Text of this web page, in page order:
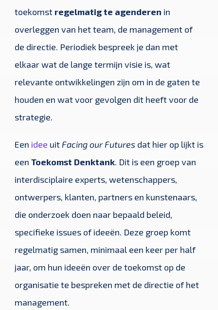
toekomst regelmatig te agenderen in
overleggen van het team, de management of
de directie. Periodiek bespreek je dan met
elkaar wat de lange termijn visie is, wat
relevante ontwikkelingen zijn om in de gaten te
houden en wat voor gevolgen dit heeft voor de
strategie.
Een idee uit Facing our Futuresdat hier op lijkt is
een Toekomst Denktank. Dit is een groep van
interdisciplaire experts, wetenschappers,
ontwerpers, klanten, partners en kunstenaars,
die onderzoek doen naar bepaald beleid,
specifieke issues of ideeën. Deze groep komt
regelmatig samen, minimaal een keer per half
jaar, om hun ideeën over de toekomst op de
organisatie te bespreken met de directie of het
management.